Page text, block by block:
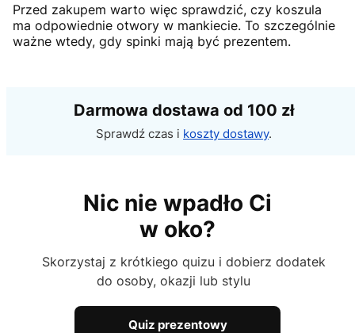
Przed zakupem warto więc sprawdzić, czy koszula
ma odpowiednie otwory w mankiecie. To szczególnie
ważne wtedy, gdy spinki mają być prezentem.
Darmowa dostawa od 100 zł
Sprawdź czas i koszty dostawy.
Nic nie wpadło Ci
w oko?
Skorzystaj z krótkiego quizu i dobierz dodatek
do osoby, okazji lub stylu
Quiz prezentowy